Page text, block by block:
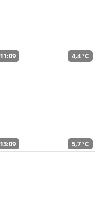
11:09 4,4 °C
13:09 5,7 °C